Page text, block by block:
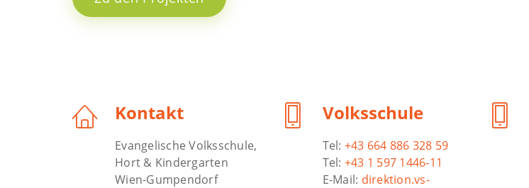
Kontakt
Evangelische Volksschule,
Hort & Kindergarten
Wien-Gumpendorf
Volksschule
Tel: +43 664 886 328 59
Tel: +43 1 597 1446-11
E-Mail: direktion.vs-